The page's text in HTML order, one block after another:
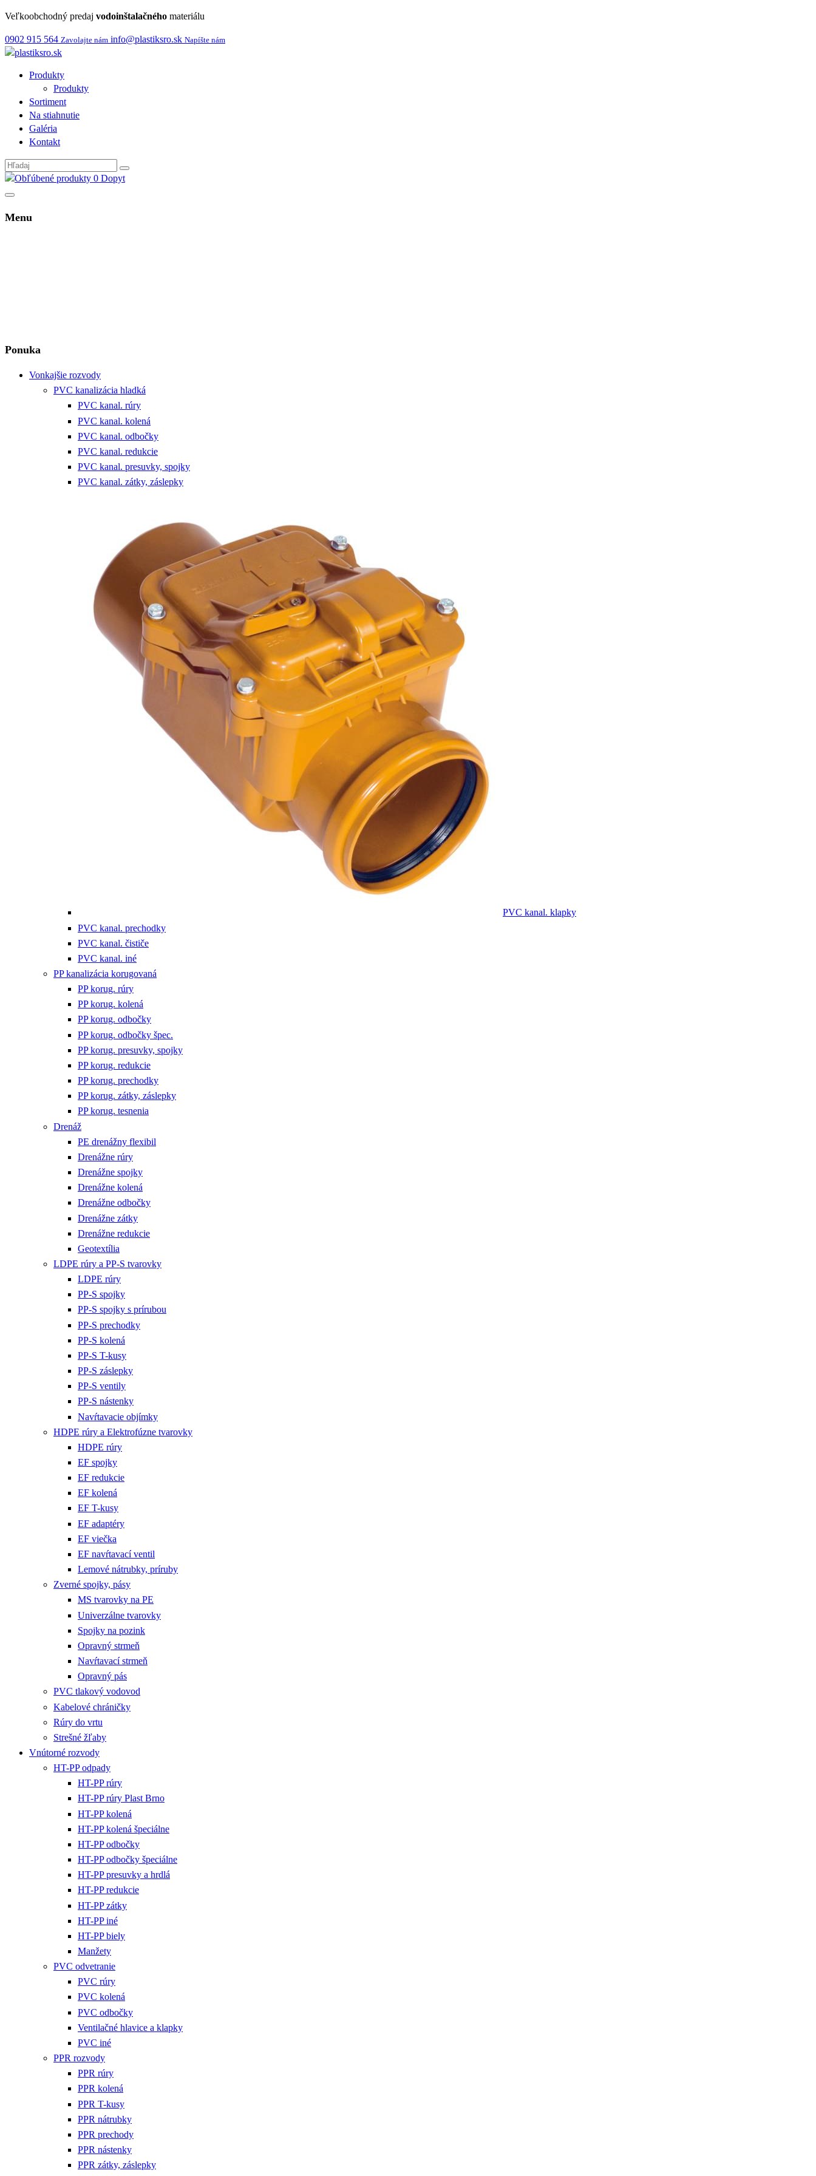
Veľkoobchodný predaj vodoinštalačného materiálu
0902 915 564 Zavolajte nám info@plastiksro.sk Napíšte nám
Produkty
Produkty
Sortiment
Na stiahnutie
Galéria
Kontakt
0 Dopyt
Menu
Ponuka
Vonkajšie rozvody
PVC kanalizácia hladká
PVC kanal. rúry
PVC kanal. kolená
PVC kanal. odbočky
PVC kanal. redukcie
PVC kanal. presuvky, spojky
PVC kanal. zátky, záslepky
PVC kanal. klapky
PVC kanal. prechodky
PVC kanal. čističe
PVC kanal. iné
PP kanalizácia korugovaná
PP korug. rúry
PP korug. kolená
PP korug. odbočky
PP korug. odbočky špec.
PP korug. presuvky, spojky
PP korug. redukcie
PP korug. prechodky
PP korug. zátky, záslepky
PP korug. tesnenia
Drenáž
PE drenážny flexibil
Drenážne rúry
Drenážne spojky
Drenážne kolená
Drenážne odbočky
Drenážne zátky
Drenážne redukcie
Geotextília
LDPE rúry a PP-S tvarovky
LDPE rúry
PP-S spojky
PP-S spojky s prírubou
PP-S prechodky
PP-S kolená
PP-S T-kusy
PP-S záslepky
PP-S ventily
PP-S nástenky
Navŕtavacie objímky
HDPE rúry a Elektrofúzne tvarovky
HDPE rúry
EF spojky
EF redukcie
EF kolená
EF T-kusy
EF adaptéry
EF viečka
EF navŕtavací ventil
Lemové nátrubky, príruby
Zverné spojky, pásy
MS tvarovky na PE
Univerzálne tvarovky
Spojky na pozink
Opravný strmeň
Navŕtavací strmeň
Opravný pás
PVC tlakový vodovod
Kabelové chráničky
Rúry do vrtu
Strešné žľaby
Vnútorné rozvody
HT-PP odpady
HT-PP rúry
HT-PP rúry Plast Brno
HT-PP kolená
HT-PP kolená špeciálne
HT-PP odbočky
HT-PP odbočky špeciálne
HT-PP presuvky a hrdlá
HT-PP redukcie
HT-PP zátky
HT-PP iné
HT-PP biely
Manžety
PVC odvetranie
PVC rúry
PVC kolená
PVC odbočky
Ventilačné hlavice a klapky
PVC iné
PPR rozvody
PPR rúry
PPR kolená
PPR T-kusy
PPR nátrubky
PPR prechody
PPR nástenky
PPR zátky, záslepky